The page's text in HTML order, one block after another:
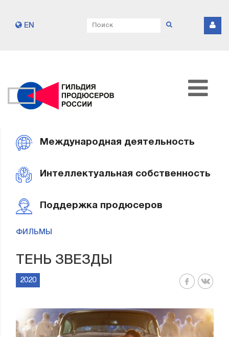
EN
Международная деятельность
Интеллектуальная собственность
Поддержка продюсеров
ФИЛЬМЫ
ТЕНЬ ЗВЕЗДЫ
2020